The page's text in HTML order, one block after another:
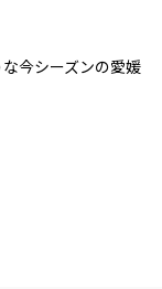
今シーズンの愛媛